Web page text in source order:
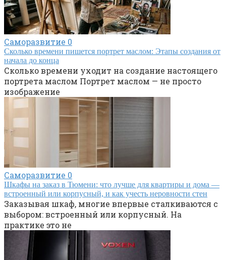
Саморазвитие 0
Сколько времени пишется портрет маслом: Этапы создания от
начала до конца
Сколько времени уходит на создание настоящего
портрета маслом Портрет маслом — не просто
изображение
Саморазвитие 0
Шкафы на заказ в Тюмени: что лучше для квартиры и дома —
встроенный или корпусный, и как учесть неровности стен
Заказывая шкаф, многие впервые сталкиваются с
выбором: встроенный или корпусный. На
практике это не